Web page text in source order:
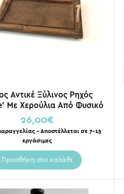
Αντικέ Ξύλινος Ρηχός
Με Χερούλια Από Φυσικό
Γιούτα 26x36cm, Walnut
Brown
26,00€
– Αποστέλλεται σε 7-15
εργάσιμες
Προσθήκη στο καλάθι